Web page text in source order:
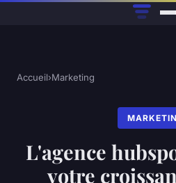
Accueil›Marketing
L'agence
votre